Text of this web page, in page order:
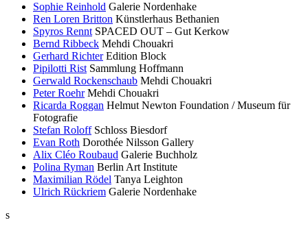
Sophie Reinhold Galerie Nordenhake
Ren Loren Britton Künstlerhaus Bethanien
Spyros Rennt SPACED OUT – Gut Kerkow
Bernd Ribbeck Mehdi Chouakri
Gerhard Richter Edition Block
Pipilotti Rist Sammlung Hoffmann
Gerwald Rockenschaub Mehdi Chouakri
Peter Roehr Mehdi Chouakri
Ricarda Roggan Helmut Newton Foundation / Museum für
Fotografie
Stefan Roloff Schloss Biesdorf
Evan Roth Dorothée Nilsson Gallery
Alix Cléo Roubaud Galerie Buchholz
Polina Ryman Berlin Art Institute
Maximilian Rödel Tanya Leighton
Ulrich Rückriem Galerie Nordenhake
s